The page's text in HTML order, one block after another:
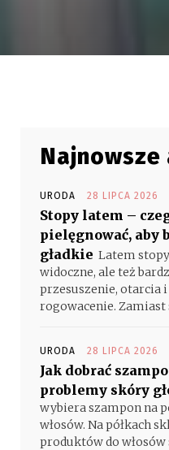
Najnowsze
URODA 28 LIPCA 2026
Stopy latem –
pielęgnować, aby
gładkie Latem
widoczne, ale też
przesuszenie, otarcia
rogowacenie. Zamiast
URODA 28 LIPCA 2026
Jak dobrać
problemy skóry
wybiera szampon na
włosów. Na półkach
produktów do włosów